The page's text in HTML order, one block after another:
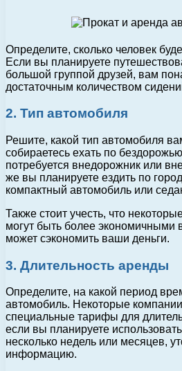
Определите, сколько человек
Если вы планируете
большой группой друзей, вам
достаточным количеством
2. Тип автомобиля
Решите, какой тип автомобиля
собираетесь ехать по
потребуется внедорожник или
же вы планируете ездить по
компактный автомобиль или
Также стоит учесть, что
могут быть более экономичными
может сэкономить ваши деньги.
3. Длительность аренды
Определите, на какой период
автомобиль. Некоторые
специальные тарифы для
если вы планируете
несколько недель или месяцев,
информацию.